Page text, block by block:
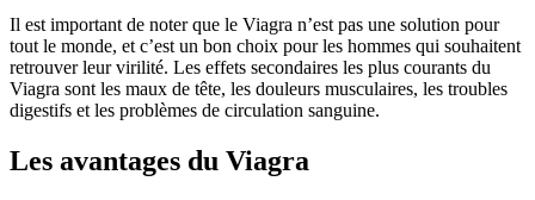
Il est important de noter que le Viagra n’est pas une solution pour
tout le monde, et c’est un bon choix pour les hommes qui souhaitent
retrouver leur virilité. Les effets secondaires les plus courants du
Viagra sont les maux de tête, les douleurs musculaires, les troubles
digestifs et les problèmes de circulation sanguine.
Les avantages du Viagra